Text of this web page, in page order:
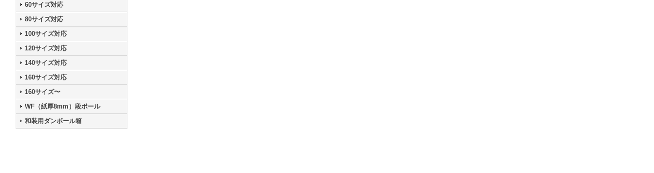
60サイズ対応
80サイズ対応
100サイズ対応
120サイズ対応
140サイズ対応
160サイズ対応
160サイズ〜
WF（紙厚8mm）段ボール
和装用ダンボール箱